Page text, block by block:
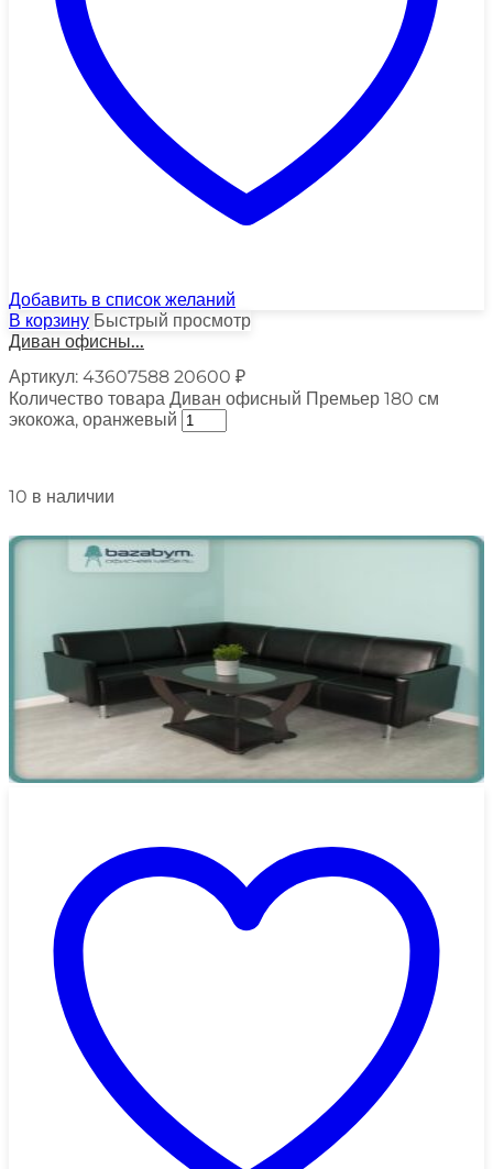
Добавить в список желаний
В корзину Быстрый просмотр
Диван офисны...
Артикул: 43607588 20600 ₽
Количество товара Диван офисный Премьер 180 см
экокожа, оранжевый
10 в наличии